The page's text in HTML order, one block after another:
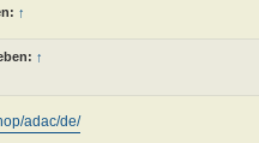
↑
↑
adac/de/